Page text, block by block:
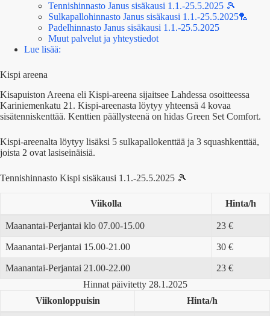
Tennishinnasto Janus sisäkausi 1.1.-25.5.2025 🎾
Sulkapallohinnasto Janus sisäkausi 1.1.-25.5.2025🏸
Padelhinnasto Janus sisäkausi 1.1.-25.5.2025
Muut palvelut ja yhteystiedot
Lue lisää:
Kispi areena
Kisapuiston Areena eli Kispi-areena sijaitsee Lahdessa osoitteessa
Kariniemenkatu 21. Kispi-areenasta löytyy yhteensä 4 kovaa
sisätenniskenttää. Kenttien päällysteenä on hidas Green Set Comfort.
Kispi-areenalta löytyy lisäksi 5 sulkapallokenttää ja 3 squashkenttää,
joista 2 ovat lasiseinäisiä.
Tennishinnasto Kispi sisäkausi 1.1.-25.5.2025 🎾
Viikolla Hinta/h
Maanantai-Perjantai klo 07.00-15.00 23 €
Maanantai-Perjantai 15.00-21.00 30 €
Maanantai-Perjantai 21.00-22.00
23 €
Hinnat päivitetty 28.1.2025
Viikonloppuisin
Hinta/h